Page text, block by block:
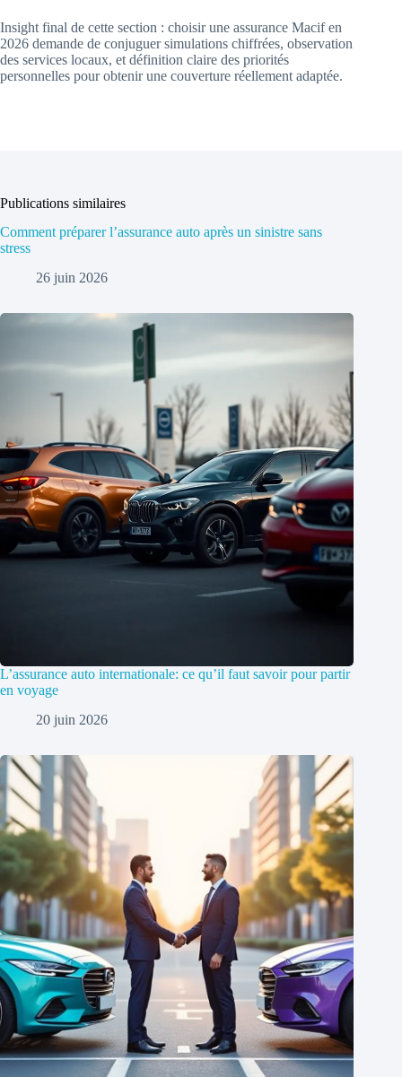
Insight final de cette section : choisir une assurance Macif en
2026 demande de conjuguer simulations chiffrées, observation
des services locaux, et définition claire des priorités
personnelles pour obtenir une couverture réellement adaptée.
Publications similaires
Comment préparer l’assurance auto après un sinistre sans
stress
26 juin 2026
L’assurance auto internationale: ce qu’il faut savoir pour partir
en voyage
20 juin 2026